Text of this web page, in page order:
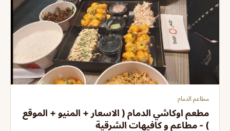
مطاعم الدمام
مطعم اوكاشي الدمام ( الاسعار + المنيو + الموقع
) - مطاعم و كافيهات الشرقية